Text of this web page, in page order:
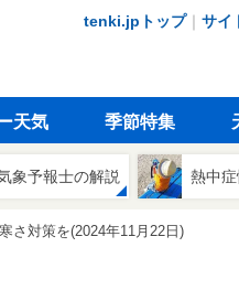
tenki.jpトップ｜ サイ
天気 季節特集
象予報士の解説 熱中
対策を(2024年11月22日)